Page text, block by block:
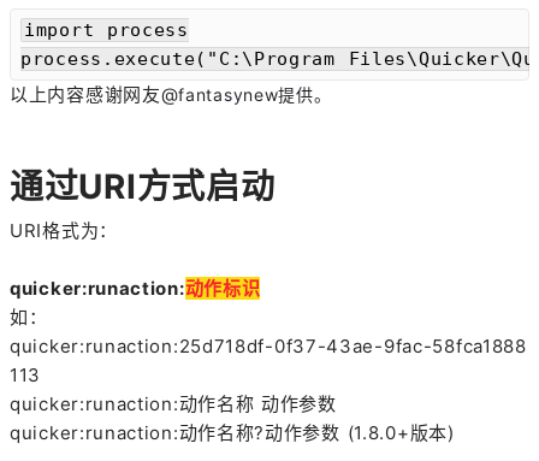
import process
process.execute("C:\Program
以上内容感谢网友@fantasynew提供。
通过URI方式启动
URI格式为：
quicker:runaction:动作标识
如：
quicker:runaction:25d718df-0f37-43ae-9fac-58fca1888
113
quicker:runaction:动作名称 动作参数
quicker:runaction:动作名称?动作参数 (1.8.0+版本)